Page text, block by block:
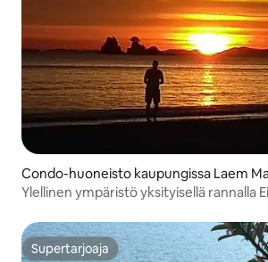
Condo-huoneisto kaupungissa Laem
Ylellinen ympäristö yksityisellä rannalla Ei piilotettuja
Supertarjoaja
Supertarjoaja